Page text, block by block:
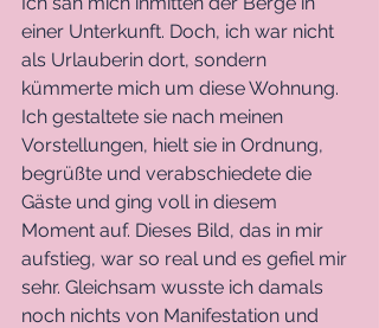
einer Unterkunft. Doch, ich war nicht
als Urlauberin dort, sondern
kümmerte mich um diese Wohnung.
Ich gestaltete sie nach meinen
Vorstellungen, hielt sie in Ordnung,
begrüßte und verabschiedete die
Gäste und ging voll in diesem
Moment auf. Dieses Bild, das in mir
aufstieg, war so real und es gefiel mir
sehr. Gleichsam wusste ich damals
noch nichts von Manifestation und